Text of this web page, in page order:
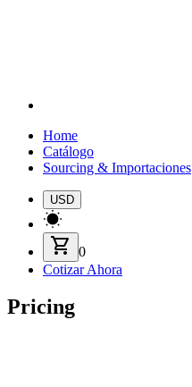
Home
Catálogo
Sourcing & Importaciones
USD
shopping_cart
0
Cotizar Ahora
Pricing